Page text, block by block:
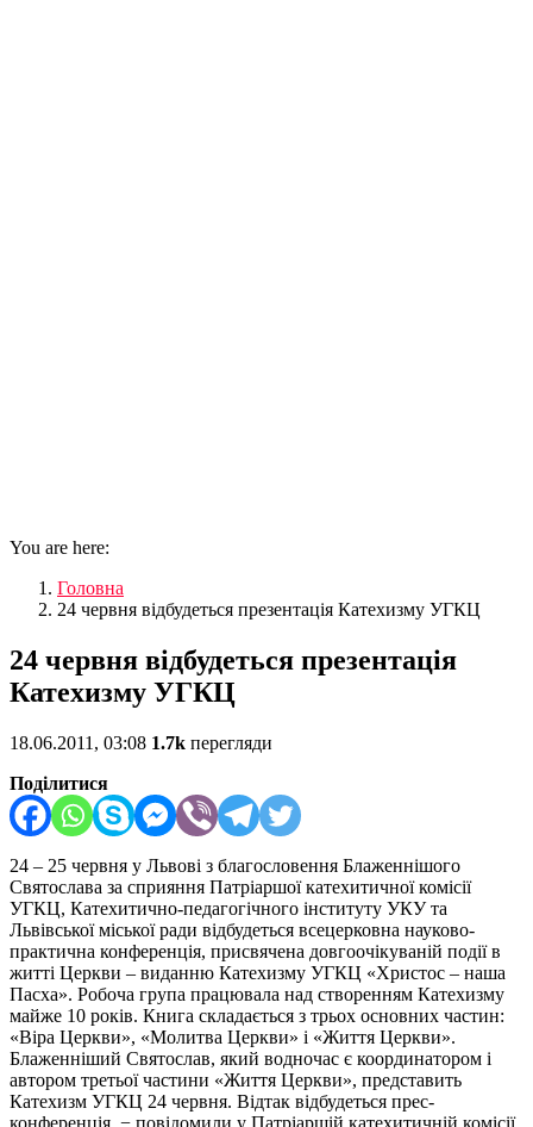
You are here:
Головна
24 червня відбудеться презентація Катехизму УГКЦ
24 червня відбудеться презентація
Катехизму УГКЦ
18.06.2011, 03:08 1.7k перегляди
Поділитися
24 – 25 червня у Львові з благословення Блаженнішого
Святослава за сприяння Патріаршої катехитичної комісії
УГКЦ, Катехитично-педагогічного інституту УКУ та
Львівської міської ради відбудеться всецерковна науково-
практична конференція, присвячена довгоочікуваній події в
житті Церкви – виданню Катехизму УГКЦ «Христос – наша
Пасха». Робоча група працювала над створенням Катехизму
майже 10 років. Книга складається з трьох основних частин:
«Віра Церкви», «Молитва Церкви» і «Життя Церкви».
Блаженніший Святослав, який водночас є координатором і
автором третьої частини «Життя Церкви», представить
Катехизм УГКЦ 24 червня. Відтак відбудеться прес-